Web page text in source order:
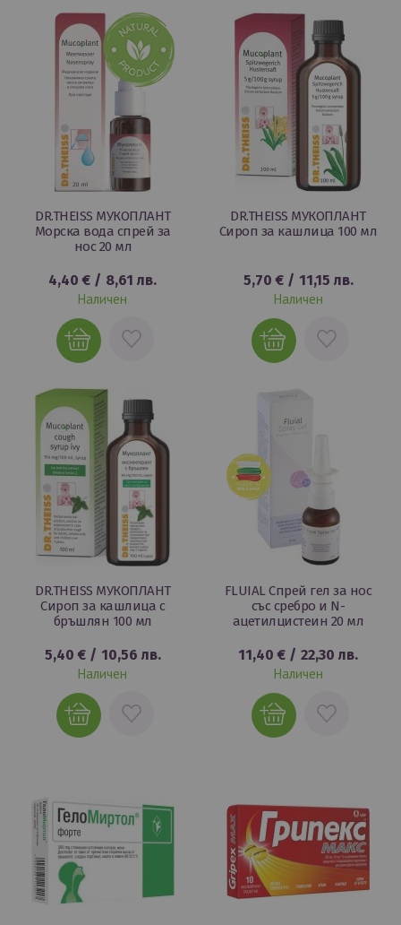
ЛЮБИМИ
ЛЮБИМИ
DR.THEISS МУКОПЛАНТ
Морска вода спрей за
нос 20 мл
4,40 € / 8,61 лв.
Наличен
ДОБАВИ
DR.THEISS МУКОПЛАНТ
Сироп за кашлица 100 мл
5,70 €/ 11,15 лв.
Наличен
ДОБАВИ
DR.THEISS МУКОПЛАНТ
Сироп за кашлица с
бръшлян 100 мл
5,40 €/ 10,56 лв.
Наличен
ДОБАВИ
FLUIAL Спрей гел за нос
със сребро и N-
ацетилцистеин 20 мл
11,40 € / 22,30 лв.
Наличен
ДОБАВИ